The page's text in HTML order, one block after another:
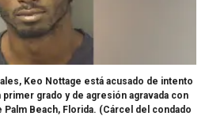
Keo Nottage está acusado de intento
grado y de agresión agravada con
Beach, Florida. (Cárcel del condado